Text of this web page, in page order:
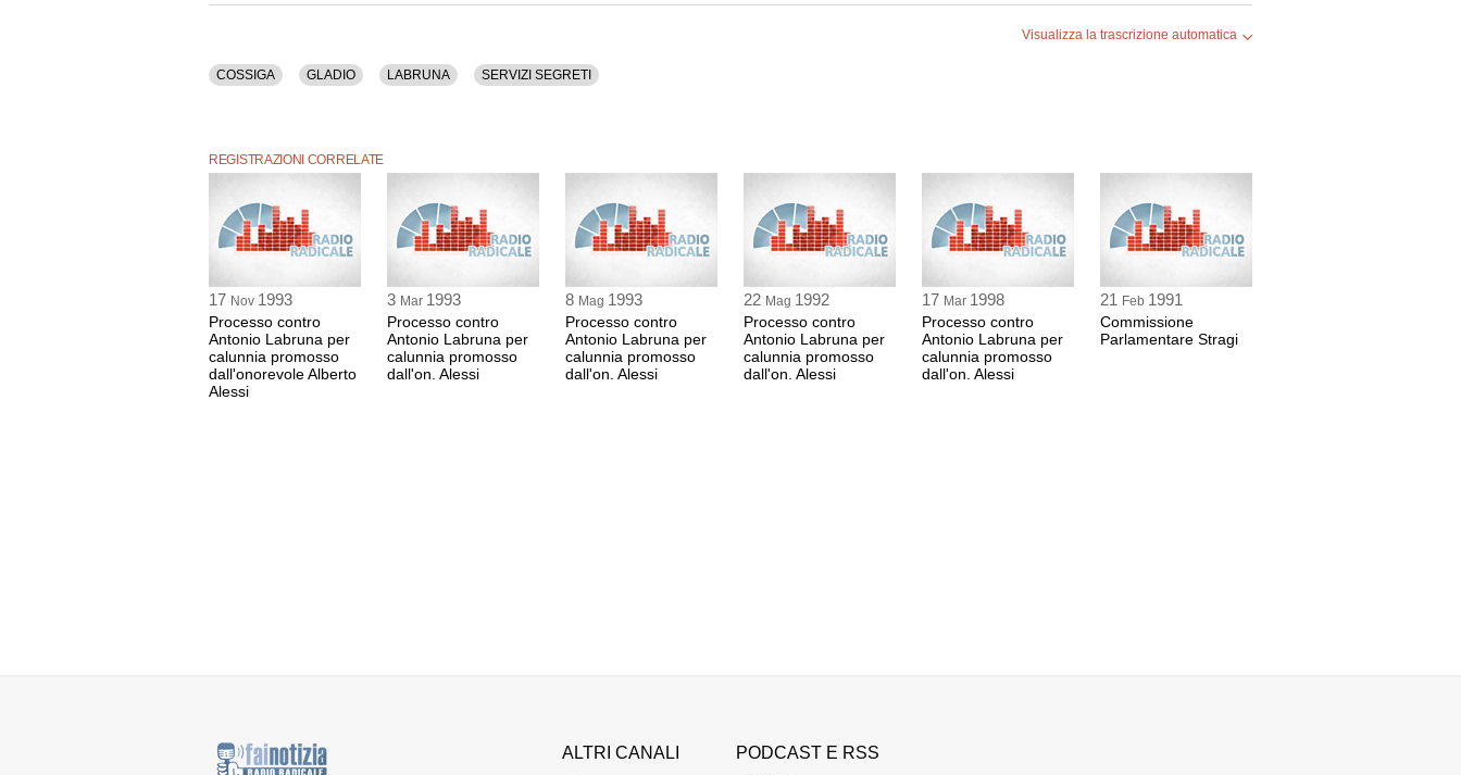
Visualizza la trascrizione automatica
COSSIGA GLADIO LABRUNA SERVIZI SEGRETI
REGISTRAZIONI CORRELATE
17 Nov 1993
Processo contro
Antonio Labruna per
calunnia promosso
dall'onorevole Alberto
Alessi
3 Mar 1993
Processo contro
Antonio Labruna per
calunnia promosso
dall'on. Alessi
8 Mag 1993
Processo contro
Antonio Labruna per
calunnia promosso
dall'on. Alessi
22 Mag 1992
Processo contro
Antonio Labruna per
calunnia promosso
dall'on. Alessi
17 Mar 1998
Processo contro
Antonio Labruna per
calunnia promosso
dall'on. Alessi
21 Feb 1991
Commissione
Parlamentare Stragi
ALTRI CANALI PODCAST E RSS